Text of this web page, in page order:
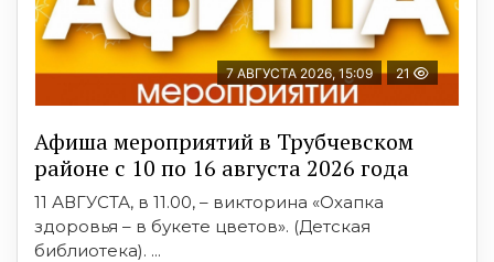
7 АВГУСТА 2026, 15:09 21
Афиша мероприятий в Трубчевском
районе с 10 по 16 августа 2026 года
11 АВГУСТА, в 11.00, – викторина «Охапка
здоровья – в букете цветов». (Детская
библиотека). ...